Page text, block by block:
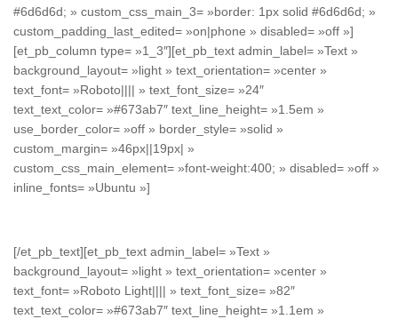
#6d6d6d; » custom_css_main_3= »border: 1px solid #6d6d6d; »
custom_padding_last_edited= »on|phone » disabled= »off »]
[et_pb_column type= »1_3″][et_pb_text admin_label= »Text »
background_layout= »light » text_orientation= »center »
text_font= »Roboto|||| » text_font_size= »24″
text_text_color= »#673ab7″ text_line_height= »1.5em »
use_border_color= »off » border_style= »solid »
custom_margin= »46px||19px| »
custom_css_main_element= »font-weight:400; » disabled= »off »
inline_fonts= »Ubuntu »]
[/et_pb_text][et_pb_text admin_label= »Text »
background_layout= »light » text_orientation= »center »
text_font= »Roboto Light|||| » text_font_size= »82″
text_text_color= »#673ab7″ text_line_height= »1.1em »